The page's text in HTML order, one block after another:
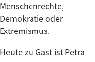
Menschenrechte,
Demokratie oder
Extremismus.
Heute zu Gast ist Petra